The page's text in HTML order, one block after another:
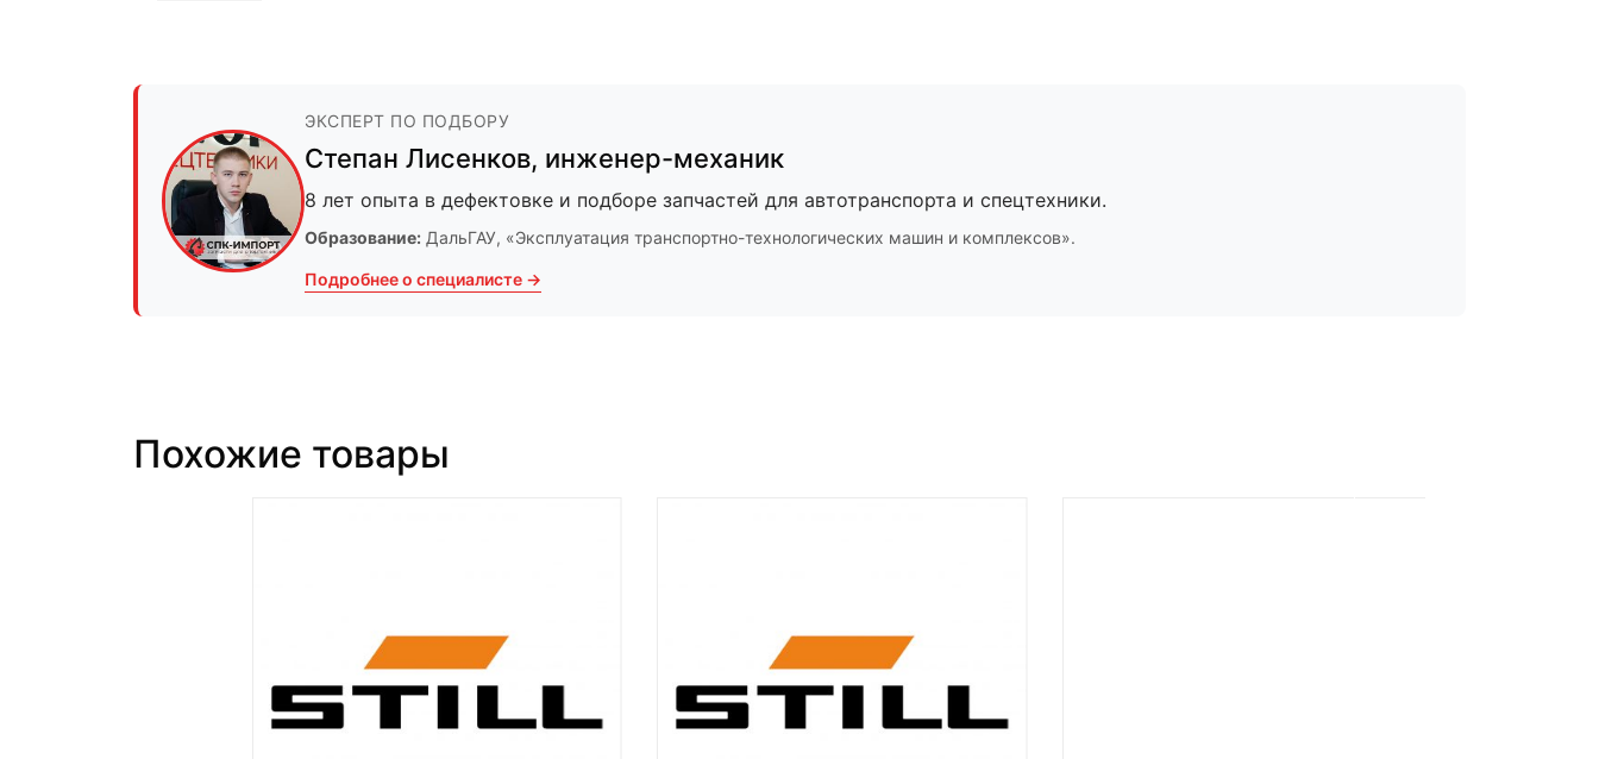
ЭКСПЕРТ ПО ПОДБОРУ
Степан Лисенков, инженер-механик
8 лет опыта в дефектовке и подборе запчастей для автотранспорта и спецтехники.
Образование: ДальГАУ, «Эксплуатация транспортно-технологических машин и комплексов».
Подробнее о специалисте →
Похожие товары